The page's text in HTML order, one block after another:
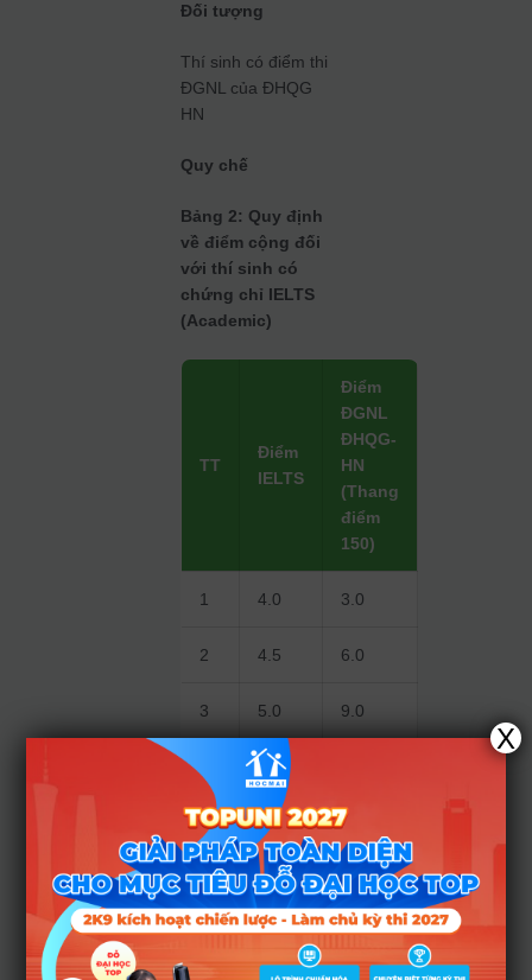
Đối tượng
Thí sinh có điểm thi
ĐGNL của ĐHQG
HN
Quy chế
Bảng 2: Quy định
về điểm cộng đối
với thí sinh có
chứng chỉ IELTS
(Academic)
TT
Điểm
IELTS
Điểm
ĐGNL
ĐHQG-
HN
(Thang
điểm
150)
1 4.0 3.0
2 4.5 6.0
3 5.0 9.0
5.5
5 ≥ 6.0 15.0
Danh
X